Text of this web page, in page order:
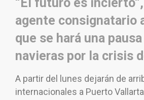
“El futuro es incierto”,
agente consignatario
que se hará una
navieras por la crisis
A partir del lunes dejarán de
internacionales a Puerto